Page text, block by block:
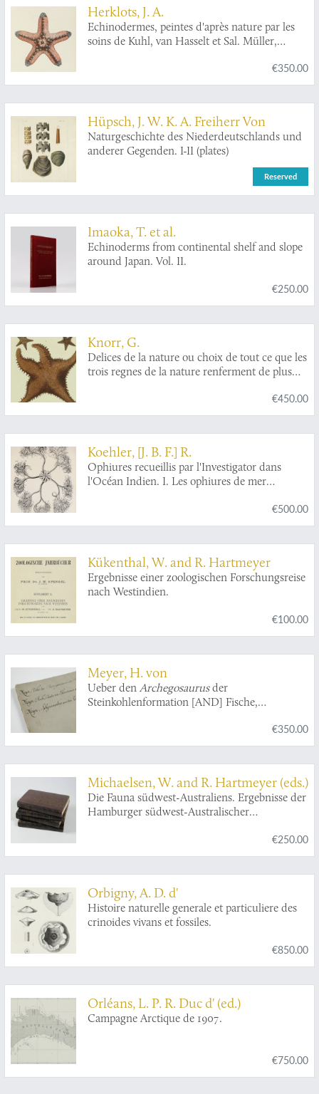
Herklots, J. A.
Echinodermes, peintes d'après nature par les
soins de Kuhl, van Hasselt et Sal. Müller,
physique des possessions d'outre-mer des Pays-
Bas, publiées d'après les cartons du Musée
€350.00
Hüpsch, J. W. K. A. Freiherr Von
Naturgeschichte des Niederdeutschlands und
anderer Gegenden. I-II (plates)
Reserved
Imaoka, T. et al.
Echinoderms from continental shelf and slope
around Japan. Vol. II.
€250.00
Knorr, G.
Delices de la nature ou choix de tout ce que les
trois regnes de la nature renferment de plus
former un cabinet ouvrage communiqué ci-
devant au public par Georg Wolfgang Knorr
Philippe Louis Statius Müller ... revû, corrigé et
augmenté d'une préface par Mr. Jean Ernest
Emanuel Walch ...traduit de l'allemand par
€450.00
Koehler, [J. B. F.] R.
Ophiures recueillis par l'Investigator dans
l'Océan Indien. I. Les ophiures de mer
l'Investigator dans l'Océan Indien II. Les
ophiures littorales.
€500.00
Kükenthal, W. and R. Hartmeyer
Ergebnisse einer zoologischen Forschungsreise
nach Westindien.
€100.00
Meyer, H. von
Ueber den Archegosaurusder
Steinkohlenformation [AND] Fische,
aus dem Muschelkalk Oberschlesiens [AND]
Sphyraenodusaus dem Tertiärsande von
€350.00
Michaelsen, W. and R. Hartmeyer (eds.)
Die Fauna südwest-Australiens. Ergebnisse der
Hamburger südwest-Australischer
€250.00
Orbigny, A. D. d'
Histoire naturelle generale et particuliere des
crinoides vivans et fossiles.
€850.00
Orléans, L. P. R. Duc d' (ed.)
Campagne Arctique de 1907.
€750.00